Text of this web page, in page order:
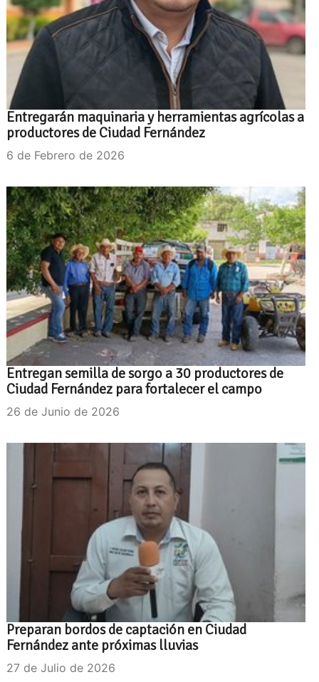
Entregarán maquinaria y herramientas agrícolas a
productores de Ciudad Fernández
6 de Febrero de 2026
Entregan semilla de sorgo a 30 productores de
Ciudad Fernández para fortalecer el campo
26 de Junio de 2026
Preparan bordos de captación en Ciudad
Fernández ante próximas lluvias
27 de Julio de 2026